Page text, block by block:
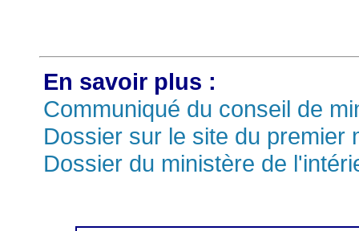
En savoir plus :
Communiqué du conseil de
Dossier sur le site du premier
Dossier du ministère de